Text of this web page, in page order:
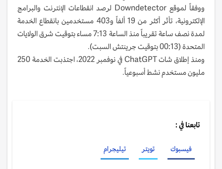
ووفقاً لموقع Downdetector لرصد انقطاعات الإنترنت والبرامج
الإلكترونية، تأثر أكثر من 19 ألفاً و403 مستخدمين بانقطاع الخدمة
لمدة نصف ساعة تقريباً منذ الساعة 7:13 مساء بتوقيت شرق الولايات
المتحدة (00:13 بتوقيت جرينتش السبت).
ومنذ إطلاق شات ChatGPT في نوفمبر 2022، اجتذبت الخدمة 250
مليون مستخدم نشط أسبوعياً.
تابعنا في :
فيسبوك تويتر تيليجرام